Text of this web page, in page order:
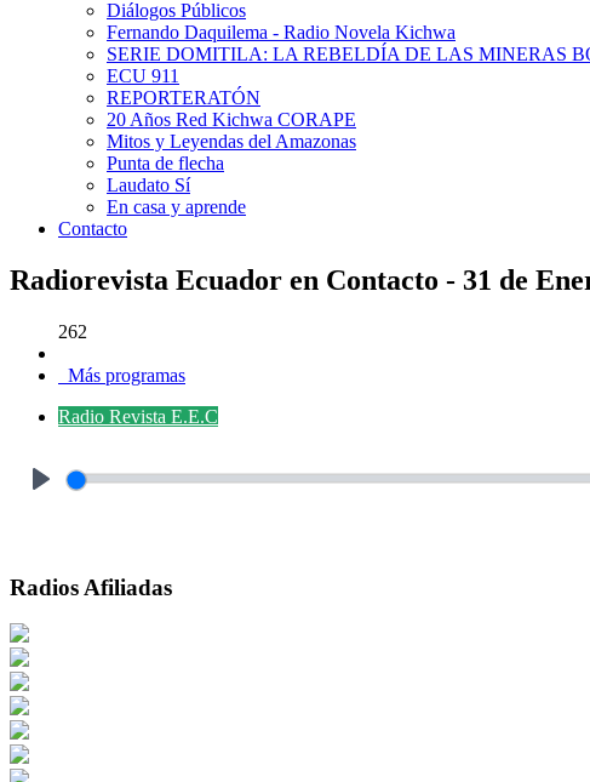
Diálogos Públicos
Fernando Daquilema - Radio Novela Kichwa
SERIE DOMITILA: LA REBELDÍA DE LAS MINERAS
ECU 911
REPORTERATÓN
20 Años Red Kichwa CORAPE
Mitos y Leyendas del Amazonas
Punta de flecha
Laudato Sí
En casa y aprende
Contacto
Radiorevista Ecuador en Contacto - 31 de
262
Más programas
Radio Revista E.E.C
Radios Afiliadas